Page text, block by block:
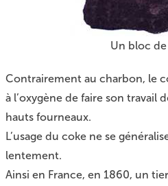
Un bloc
Contrairement au charbon, le
à l’oxygène de faire son travail
hauts fourneaux.
L’usage du coke ne se
lentement.
Ainsi en France, en 1860, un